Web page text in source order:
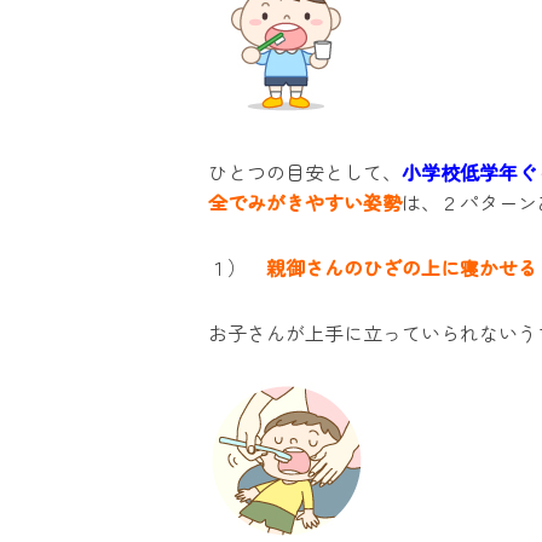
ひとつの目安として、 小学校低学年
全でみがきやすい姿勢は、２パター
１） 親御さんのひざの上に寝かせる
お子さんが上手に立っていられない